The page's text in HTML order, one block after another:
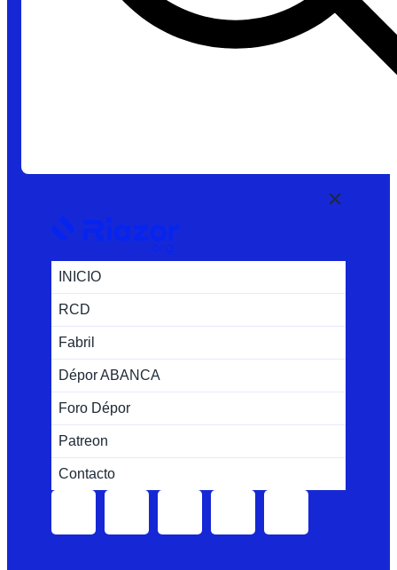
INICIO
RCD
Fabril
Dépor ABANCA
Foro Dépor
Patreon
Contacto